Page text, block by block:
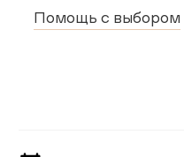
Помощь с выбором